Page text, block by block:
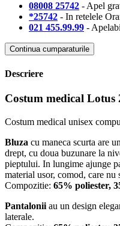
08008 25742 - Apel
*25742 - In retelele
021 455.99.99 -
Continua cumparaturile
Descriere
Costum medical Lotus
Costum medical unisex
Bluza cu maneca scurta are
drept, cu doua buzunare la
pieptului. In lungime ajunge
material usor, comod, care nu
Compozitie: 65% poliester,
Pantalonii au un design
laterale.